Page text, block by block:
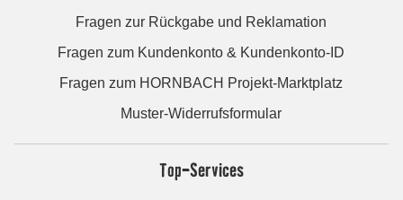
Fragen zur Rückgabe und Reklamation
Fragen zum Kundenkonto & Kundenkonto-ID
Fragen zum HORNBACH Projekt-Marktplatz
Muster-Widerrufsformular
Top-Services